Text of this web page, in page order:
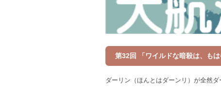
第32回 「ワイルドな暗殺は、もは
ダーリン（ほんとはダーンリ）が全然